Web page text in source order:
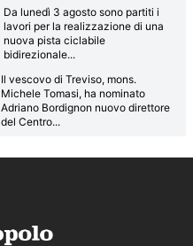
Da lunedì 3 agosto sono partiti i
lavori per la realizzazione di una
nuova pista ciclabile
bidirezionale...
Il vescovo di Treviso, mons.
Michele Tomasi, ha nominato
Adriano Bordignon nuovo direttore
del Centro...